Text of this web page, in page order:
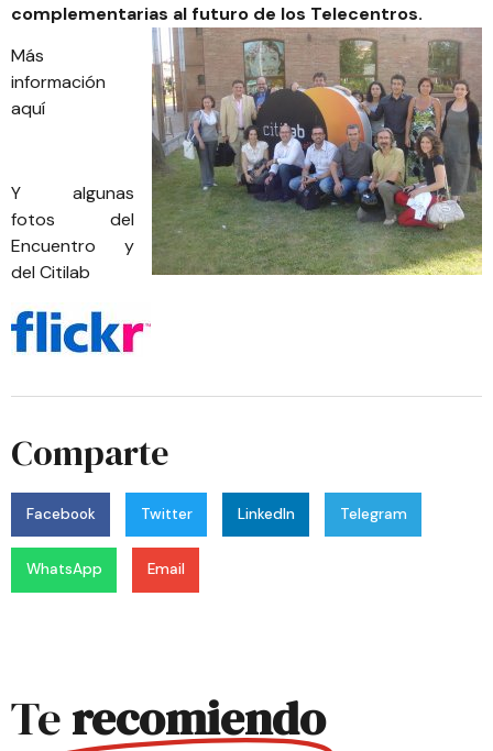
complementarias al futuro de los Telecentros.
Más
información
aquí
Y algunas
fotos del
Encuentro y
del Citilab
Comparte
Facebook Twitter LinkedIn Telegram
WhatsApp Email
Terecomiendo